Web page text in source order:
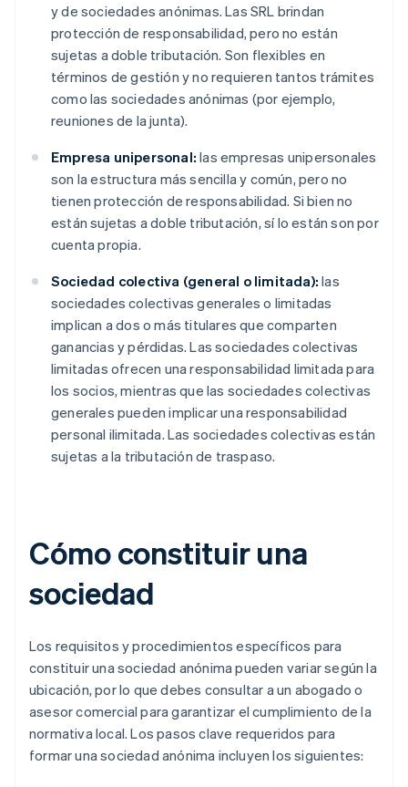
y de sociedades anónimas. Las SRL brindan
protección de responsabilidad, pero no están
sujetas a doble tributación. Son flexibles en
términos de gestión y no requieren tantos trámites
como las sociedades anónimas (por ejemplo,
reuniones de la junta).
Empresa unipersonal: las empresas unipersonales
son la estructura más sencilla y común, pero no
tienen protección de responsabilidad. Si bien no
están sujetas a doble tributación, sí lo están son por
cuenta propia.
Sociedad colectiva (general o limitada): las
sociedades colectivas generales o limitadas
implican a dos o más titulares que comparten
ganancias y pérdidas. Las sociedades colectivas
limitadas ofrecen una responsabilidad limitada para
los socios, mientras que las sociedades colectivas
generales pueden implicar una responsabilidad
personal ilimitada. Las sociedades colectivas están
sujetas a la tributación de traspaso.
Cómo constituir una
sociedad
Los requisitos y procedimientos específicos para
constituir una sociedad anónima pueden variar según la
ubicación, por lo que debes consultar a un abogado o
asesor comercial para garantizar el cumplimiento de la
normativa local. Los pasos clave requeridos para
formar una sociedad anónima incluyen los siguientes: